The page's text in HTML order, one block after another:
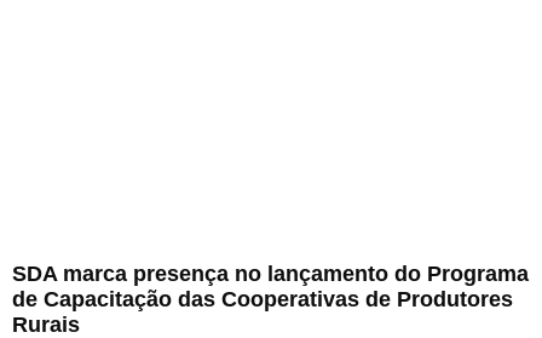
SDA marca presença no lançamento do Programa
de Capacitação das Cooperativas de Produtores
Rurais